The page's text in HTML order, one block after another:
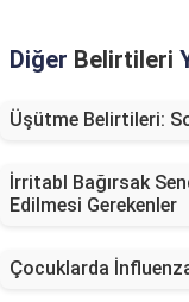
Diğer Belirtileri
Üşütme Belirtileri:
İrritabl Bağırsak
Edilmesi Gerekenler
Çocuklarda